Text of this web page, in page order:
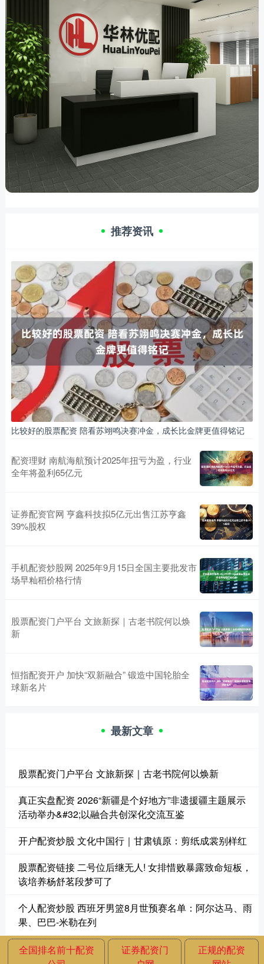
推荐资讯
比较好的股票配资 陪看苏翊鸣决赛冲金，成长比金牌更值得铭记
配资理财 南航海航预计2025年扭亏为盈，行业
全年将盈利65亿元
证券配资官网 亨鑫科技拟5亿元出售江苏亨鑫
39%股权
手机配资炒股网 2025年9月15日全国主要批发市
场早籼稻价格行情
股票配资门户平台 文旅新探｜古老书院何以焕
新
恒指配资开户 加快“双新融合” 锻造中国轮胎全
球新名片
最新文章
股票配资门户平台 文旅新探｜古老书院何以焕新
真正实盘配资 2026“新疆是个好地方”非遗援疆主题展示
活动举办&#32;以融合共创深化交流互鉴
开户配资炒股 文化中国行｜甘肃镇原：剪纸成裳别样红
股票配资链接 二号位后继无人! 女排惜败暴露致命短板，
该培养杨舒茗段梦可了
个人配资炒股 西班牙男篮8月世预赛名单：阿尔达马、雨
果、巴巴-米勒在列
全国排名前十配资
证券配资门
正规的配资